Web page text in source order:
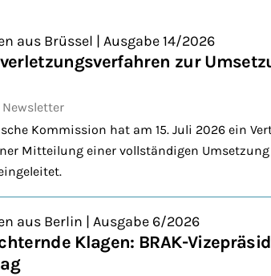
aus Brüssel | Ausgabe 14/2026
zur
Newsletter
Kommission hat am 15. Juli 2026 ein
Mitteilung einer vollständigen
aus Berlin | Ausgabe 6/2026
Klagen: BRAK-